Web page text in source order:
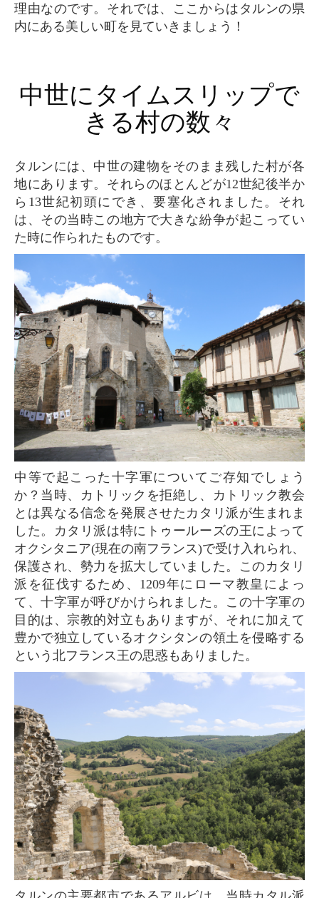
理由なのです。それでは、ここからはタルンの県
内にある美しい町を見ていきましょう！
中世にタイムスリップで
きる村の数々
タルンには、中世の建物をそのまま残した村が各
地にあります。それらのほとんどが12世紀後半か
ら13世紀初頭にでき、要塞化されました。それ
は、その当時この地方で大きな紛争が起こってい
た時に作られたものです。
中等で起こった十字軍についてご存知でしょう
か？当時、カトリックを拒絶し、カトリック教会
とは異なる信念を発展させたカタリ派が生まれま
した。カタリ派は特にトゥールーズの王によって
オクシタニア(現在の南フランス)で受け入れられ、
保護され、勢力を拡大していました。このカタリ
派を征伐するため、1209年にローマ教皇によっ
て、十字軍が呼びかけられました。この十字軍の
目的は、宗教的対立もありますが、それに加えて
豊かで独立しているオクシタンの領土を侵略する
という北フランス王の思惑もありました。